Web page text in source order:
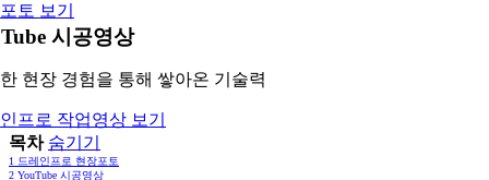
토 보기
시공영상
현장 경험을 통해 쌓아온 기술력
프로 작업영상 보기
목차 숨기기
1 드레인프로 현장포토
2 YouTube 시공영상